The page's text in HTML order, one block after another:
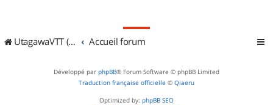
UtagawaVTT (Randos VTT et VTTAE avec traces GPS) Accueil forum
Développé par phpBB® Forum Software © phpBB Limited
Traduction française officielle © Qiaeru
Optimized by: phpBB SEO